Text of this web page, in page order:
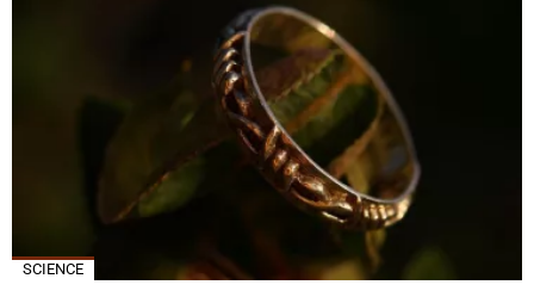
SCIENCE